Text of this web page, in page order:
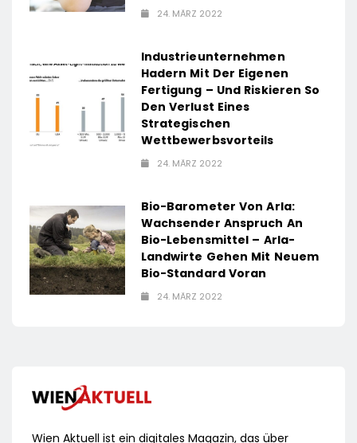
24. MÄRZ 2022
Industrieunternehmen
Hadern Mit Der Eigenen
Fertigung – Und Riskieren So
Den Verlust Eines
Strategischen
Wettbewerbsvorteils
24. MÄRZ 2022
Bio-Barometer Von Arla:
Wachsender Anspruch An
Bio-Lebensmittel – Arla-
Landwirte Gehen Mit Neuem
Bio-Standard Voran
24. MÄRZ 2022
Wien Aktuell ist ein digitales Magazin, das über